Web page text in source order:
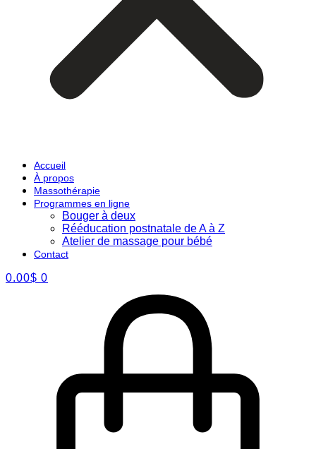
Accueil
À propos
Massothérapie
Programmes en ligne
Bouger à deux
Rééducation postnatale de A à Z
Atelier de massage pour bébé
Contact
0.00$ 0